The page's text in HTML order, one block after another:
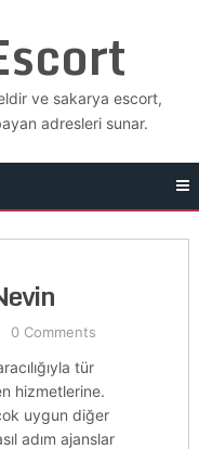
ve sakarya escort,
adresleri sunar.
0 Comments
tür
hizmetlerine.
uygun diğer
adım ajanslar